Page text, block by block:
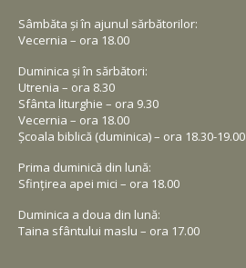
Sâmbăta și în ajunul sărbătorilor:
Vecernia – ora 18.00
Duminica și în sărbători:
Utrenia – ora 8.30
Sfânta liturghie – ora 9.30
Vecernia – ora 18.00
Școala biblică (duminica) – ora 18.30-19.00
Prima duminică din lună:
Sfințirea apei mici – ora 18.00
Duminica a doua din lună:
Taina sfântului maslu – ora 17.00